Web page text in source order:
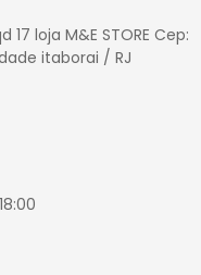
loja M&E STORE Cep:
itaborai / RJ